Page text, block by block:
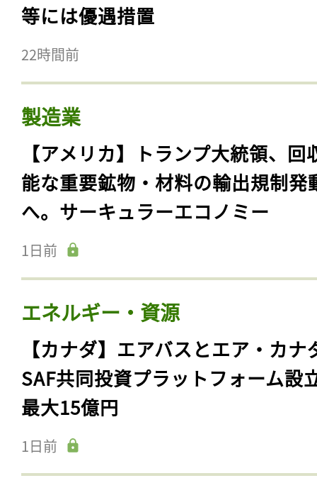
等には優遇措置
22時間前
製造業
【アメリカ】トランプ大統領、回
能な重要鉱物・材料の輸出規制発
へ。サーキュラーエコノミー
1日前
エネルギー・資源
【カナダ】エアバスとエア・カナ
SAF共同投資プラットフォーム設
最大15億円
1日前